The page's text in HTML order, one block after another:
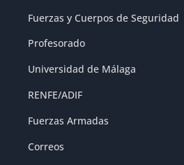
Fuerzas y Cuerpos de Seguridad
Profesorado
Universidad de Málaga
RENFE/ADIF
Fuerzas Armadas
Correos